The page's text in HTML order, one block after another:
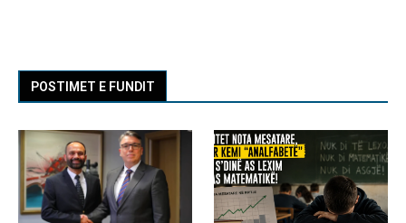
POSTIMET E FUNDIT